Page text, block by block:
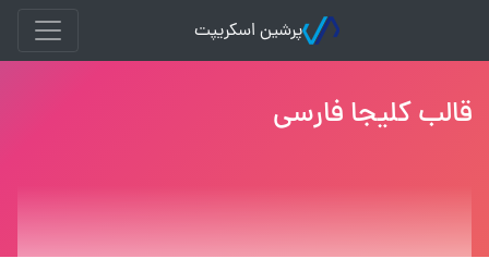
پرشین اسکریپت
قالب کلیجا فارسی